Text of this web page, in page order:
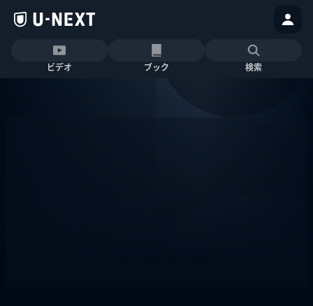
ビデオ ブック 検索